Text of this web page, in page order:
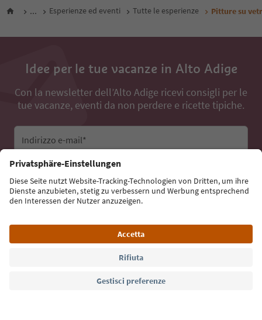
... Esperienze ed eventi Tutte le esperienze Pitture su
Idee per le tue vacanze in Alto Adige
Con la newsletter dell’Alto Adige ricevi consigli per le
tue vacanze, eventi da non perdere e ricette tipiche.
Indirizzo e-mail*
Iscriviti alla newsletter